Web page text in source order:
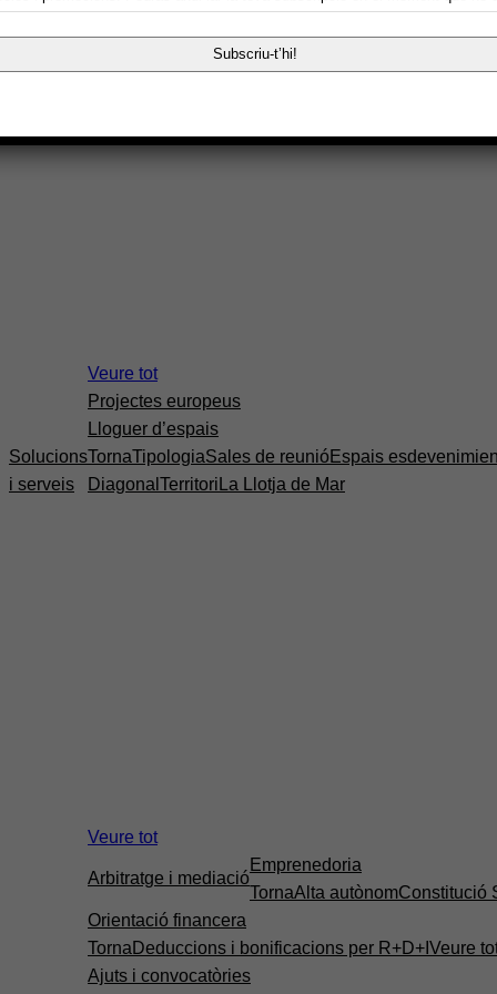
Solucions
i serveis
Veure tot
Projectes europeus
Lloguer d’espais
TornaTipologiaSales de reunió Espais
Diagonal Territori La Llotja de Mar
Veure tot
Arbitratge i mediació
Emprenedoria
TornaAlta autònomConstitució
Orientació financera
Torna Deduccions i bonificacions per R+D+I Veure
Ajuts i convocatòries